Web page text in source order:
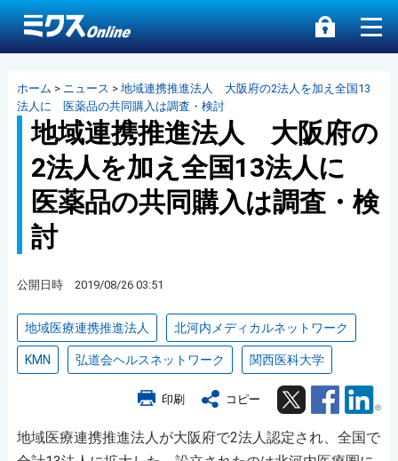
ホーム > ニュース > 地域連携推進法人 大阪府の2法人を加え全国13
法人に 医薬品の共同購入は調査・検討
地域連携推進法人 大阪府の
2法人を加え全国13法人に
医薬品の共同購入は調査・検
討
公開日時 2019/08/26 03:51
地域医療連携推進法人 北河内メディカルネットワーク
KMN 弘道会ヘルスネットワーク 関西医科大学
印刷 コピー Twitter Facebook
地域医療連携推進法人が大阪府で2法人認定され、全国で